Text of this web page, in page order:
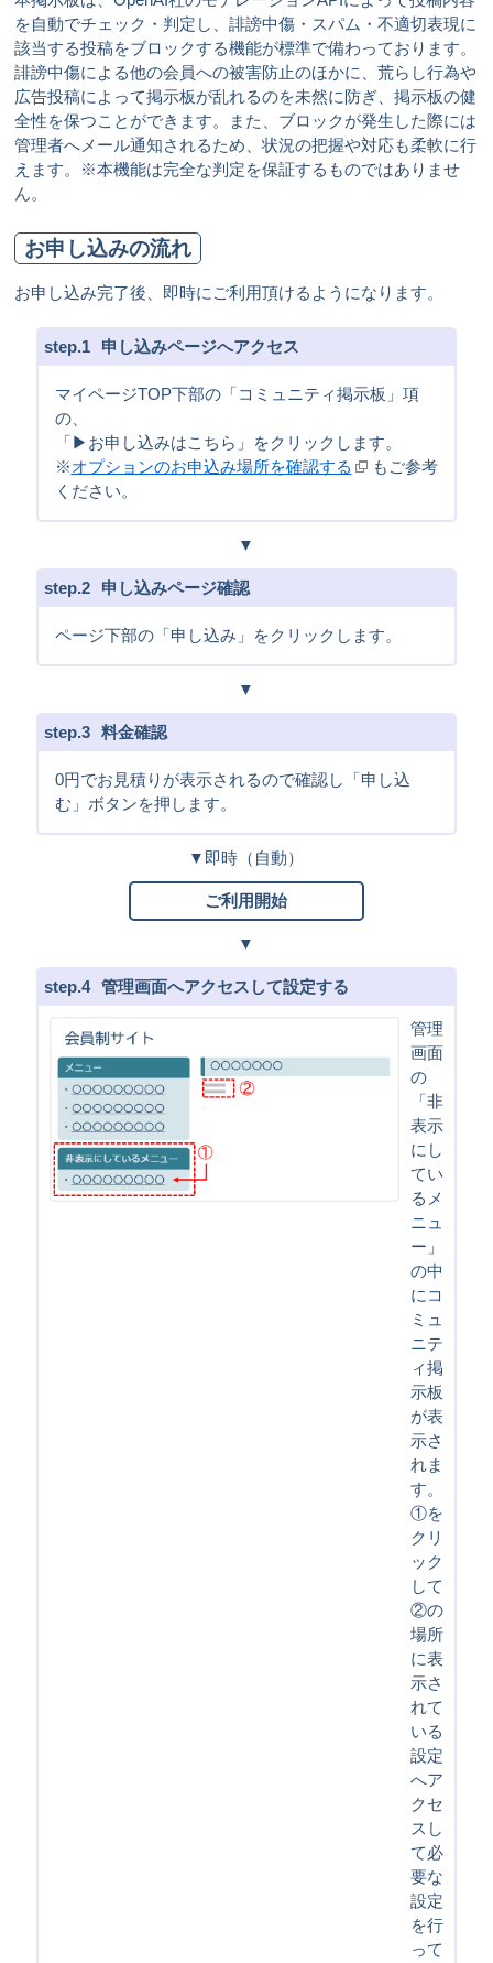
を自動でチェック・判定し、誹謗中傷・スパム・不適切表現に
該当する投稿をブロックする機能が標準で備わっております。
誹謗中傷による他の会員への被害防止のほかに、荒らし行為や
広告投稿によって掲示板が乱れるのを未然に防ぎ、掲示板の健
全性を保つことができます。また、ブロックが発生した際には
管理者へメール通知されるため、状況の把握や対応も柔軟に行
えます。※本機能は完全な判定を保証するものではありませ
ん。
お申し込みの流れ
お申し込み完了後、即時にご利用頂けるようになります。
1 申し込みページへアクセス
マイページTOP下部の「コミュニティ掲示板」項
の、
「▶お申し込みはこちら」をクリックします。
※オプションのお申込み場所を確認する
もご参考
ください。
2 申し込みページ確認
ページ下部の「申し込み」をクリックします。
3 料金確認
0円でお見積りが表示されるので確認し「申し込
む」ボタンを押します。
即時（自動）
ご利用開始
4 管理画面へアクセスして設定する
管理
画面
の
「非
表示
にし
てい
るメ
ニュ
ー」
の中
にコ
ミュ
ニテ
ィ掲
示板
が表
示さ
れま
す。
①を
クリ
ック
して
②の
場所
に表
示さ
れて
いる
設定
へア
クセ
スし
て必
要な
設定
を行
って